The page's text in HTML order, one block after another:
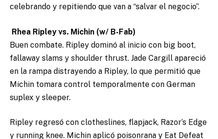
celebrando y repitiendo que van a “salvar el negocio”.
Rhea Ripley vs. Michin (w/ B-Fab)
Buen combate. Ripley dominó al inicio con big boot,
fallaway slams y shoulder thrust. Jade Cargill apareció
en la rampa distrayendo a Ripley, lo que permitió que
Michin tomara control temporalmente con German
suplex y sleeper.
Ripley regresó con clotheslines, flapjack, Razor’s Edge
y running knee. Michin aplicó poisonrana y Eat Defeat